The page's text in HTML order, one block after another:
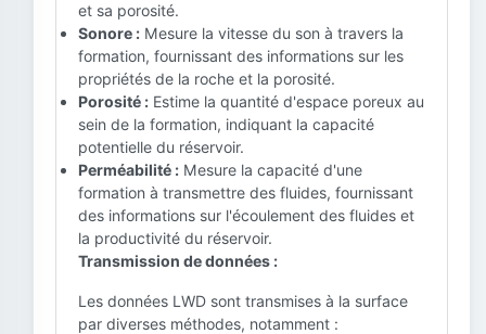
et sa porosité.
Sonore : Mesure la vitesse du son à travers la
formation, fournissant des informations sur les
propriétés de la roche et la porosité.
Porosité : Estime la quantité d'espace poreux au
sein de la formation, indiquant la capacité
potentielle du réservoir.
Perméabilité : Mesure la capacité d'une
formation à transmettre des fluides, fournissant
des informations sur l'écoulement des fluides et
la productivité du réservoir.
Transmission de données :
Les données LWD sont transmises à la surface
par diverses méthodes, notamment :